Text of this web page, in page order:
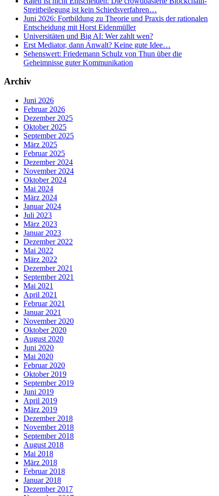
Streitbeilegung ist kein Schiedsverfahren…
Juni 2026: Fortbildung zu Theorie und Praxis der rationalen
Entscheidung mit Horst Eidenmüller
Universitäten und Big AI: Wer zahlt wen?
Erst Mediator, dann Anwalt? Keine gute Idee…
Sehenswert: Friedemann Schulz von Thun über die
Geheimnisse guter Kommunikation
Archiv
Juni 2026
Februar 2026
Dezember 2025
Oktober 2025
September 2025
März 2025
Februar 2025
Dezember 2024
November 2024
Oktober 2024
Mai 2024
März 2024
Januar 2024
Juli 2023
März 2023
Januar 2023
Dezember 2022
Mai 2022
März 2022
Dezember 2021
September 2021
Mai 2021
April 2021
Februar 2021
Januar 2021
November 2020
Oktober 2020
August 2020
Juni 2020
Mai 2020
Februar 2020
Oktober 2019
September 2019
Juni 2019
April 2019
März 2019
Dezember 2018
November 2018
September 2018
August 2018
Mai 2018
März 2018
Februar 2018
Januar 2018
Dezember 2017